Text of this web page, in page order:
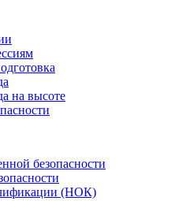
на высоте
безопасности
(НОК)